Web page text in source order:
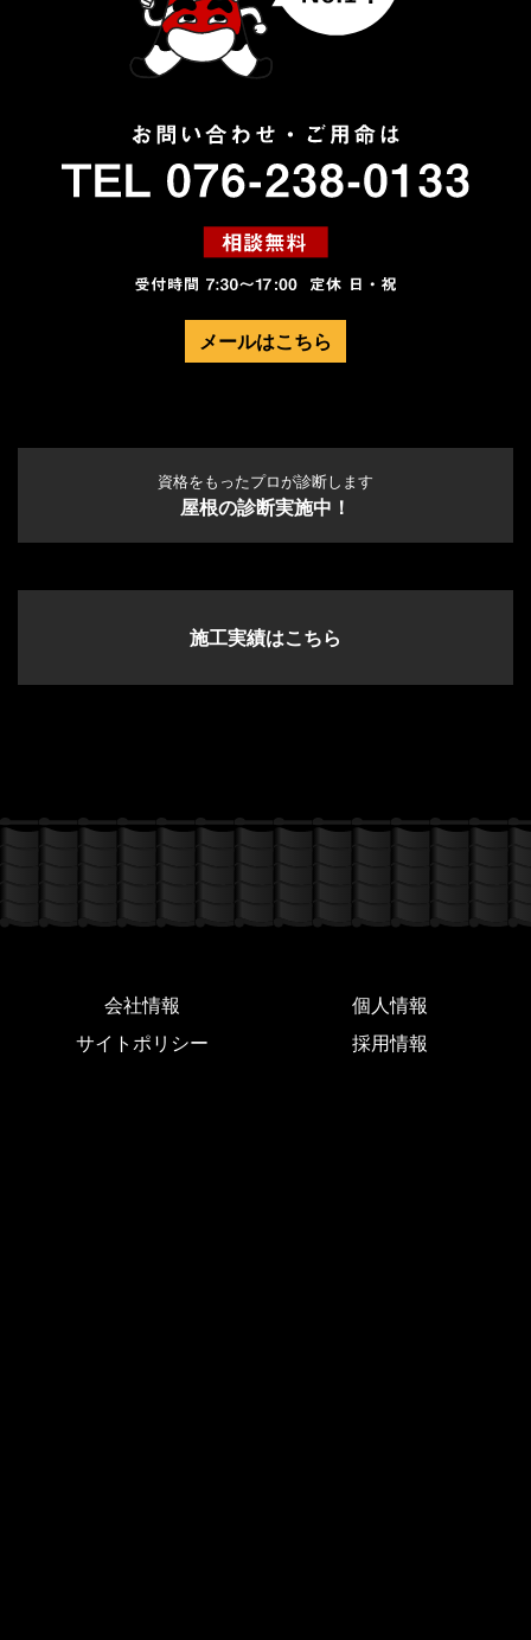
メールはこちら
資格をもったプロが診断します
屋根の診断実施中！
施工実績はこちら
会社情報
個人情報
サイトポリシー
採用情報